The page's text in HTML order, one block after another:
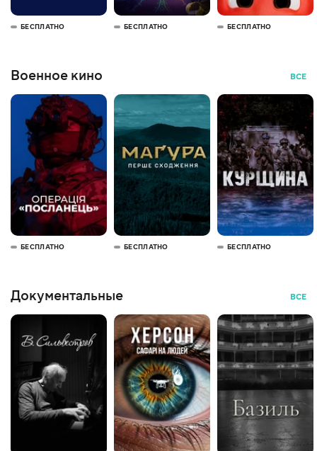
БЕСПЛАТНО БЕСПЛАТНО БЕСПЛАТНО
Военное кино ВСЕ
БЕСПЛАТНО БЕСПЛАТНО БЕСПЛАТНО
Документальные ВСЕ